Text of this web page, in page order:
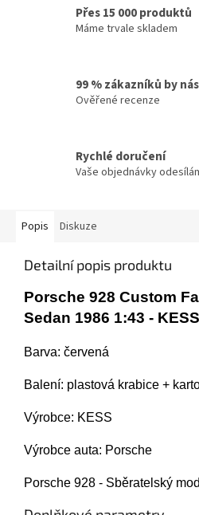
Přes 15 000 produktů
Máme trvale skladem
99 % zákazníků by
Ověřené recenze
Rychlé doručení
Vaše objednávky
Popis Diskuze
Detailní popis produktu
Porsche 928 Custom
Sedan 1986 1:43 - KESS
Barva: červená
Balení: plastová krabice +
Výrobce: KESS
Výrobce auta: Porsche
Porsche 928 - Sběratelský